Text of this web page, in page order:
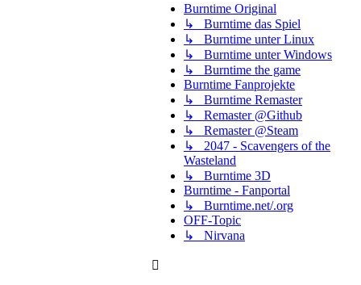
Burntime Original
↳ Burntime das Spiel
↳ Burntime unter Linux
↳ Burntime unter Windows
↳ Burntime the game
Burntime Fanprojekte
↳ Burntime Remaster
↳ Remaster @Github
↳ Remaster @Steam
↳ 2047 - Scavengers of the
Wasteland
↳ Burntime 3D
Burntime - Fanportal
↳ Burntime.net/.org
OFF-Topic
↳ Nirvana